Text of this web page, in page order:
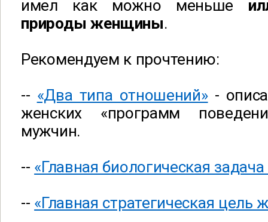
имел как можно меньше
природы женщины.
Рекомендуем к прочтению:
-- «Два типа отношений»-
женских «программ
мужчин.
-- «Главная биологическая
-- «Главная стратегическая цель